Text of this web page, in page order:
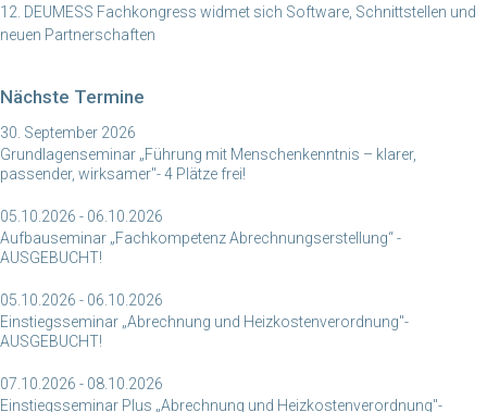
12. DEUMESS Fachkongress widmet sich Software, Schnittstellen und
neuen Partnerschaften
Nächste Termine
30. September 2026
Grundlagenseminar „Führung mit Menschenkenntnis – klarer,
passender, wirksamer"- 4 Plätze frei!
05.10.2026 - 06.10.2026
Aufbauseminar „Fachkompetenz Abrechnungserstellung“ -
AUSGEBUCHT!
05.10.2026 - 06.10.2026
Einstiegsseminar „Abrechnung und Heizkostenverordnung"-
AUSGEBUCHT!
07.10.2026 - 08.10.2026
Einstiegsseminar Plus „Abrechnung und Heizkostenverordnung"-